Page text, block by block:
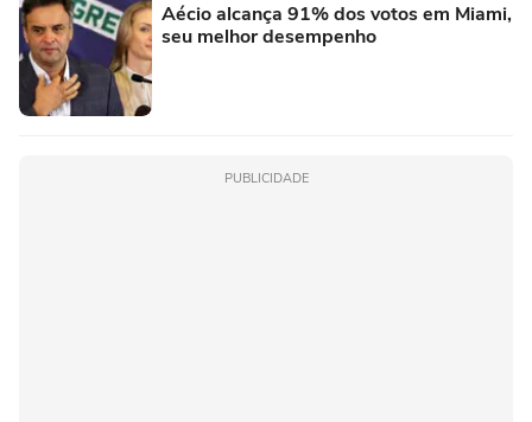
Aécio alcança 91% dos votos em Miami,
seu melhor desempenho
PUBLICIDADE